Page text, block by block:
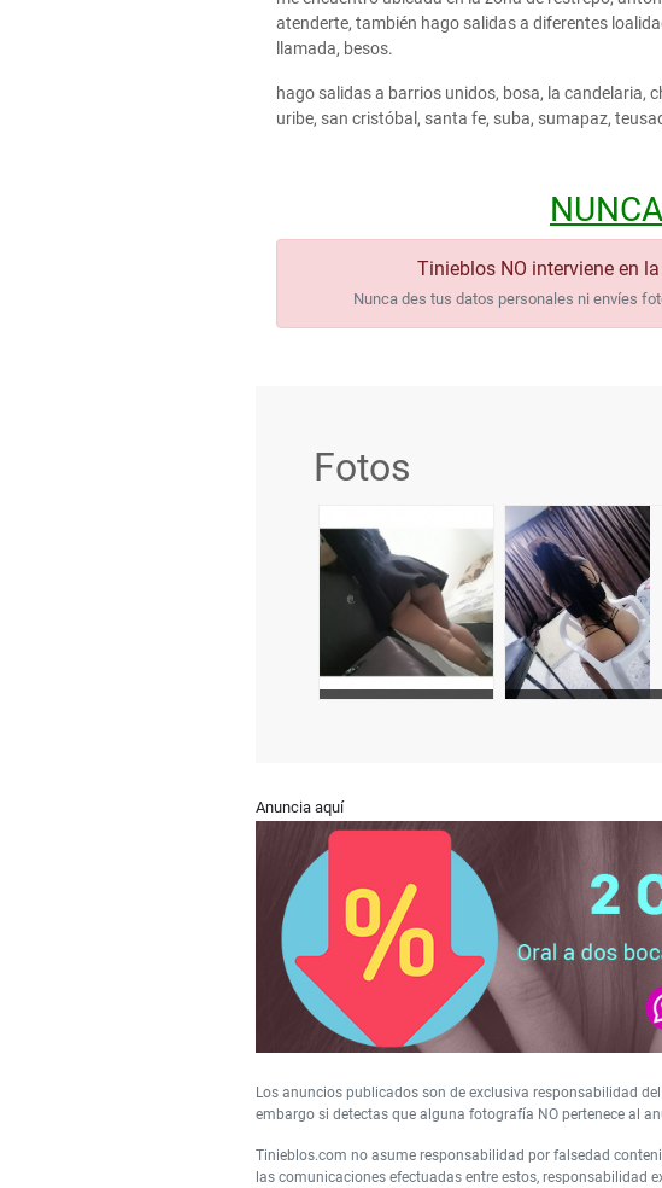
atenderte, también hago salidas a diferentes
llamada, besos.
hago salidas a barrios unidos, bosa, la candelaria,
uribe, san cristóbal, santa fe, suba, sumapaz,
Tinieblos NO interviene en
Nunca des tus datos personales ni envíes
Fotos
Anuncia aquí
Los anuncios publicados son de exclusiva responsabilidad
embargo si detectas que alguna fotografía NO pertenece al
Tinieblos.com no asume responsabilidad por falsedad
las comunicaciones efectuadas entre estos, responsabilidad